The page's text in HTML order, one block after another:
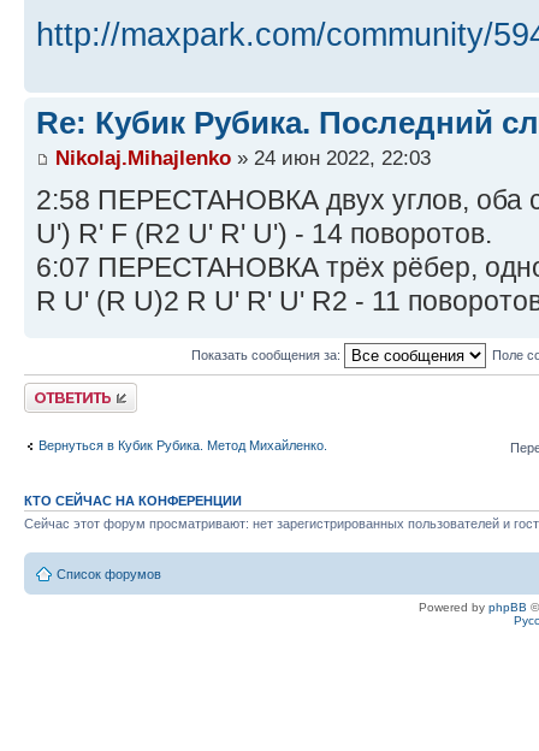
http://maxpark.com/community/
Re: Кубик Рубика. Последний
Nikolaj.Mihajlenko » 24 июн 2022, 22:03
2:58 ПЕРЕСТАНОВКА двух углов, оба
U') R' F (R2 U' R' U') - 14 поворотов.
6:07 ПЕРЕСТАНОВКА трёх рёбер,
R U' (R U)2 R U' R' U' R2 - 11
Показать сообщения за: Поле
Ответить
Вернуться в Кубик Рубика. Метод Михайленко.
КТО СЕЙЧАС НА КОНФЕРЕНЦИИ
Сейчас этот форум просматривают: нет зарегистрированных пользователей и
Список форумов
Powered by phpBB